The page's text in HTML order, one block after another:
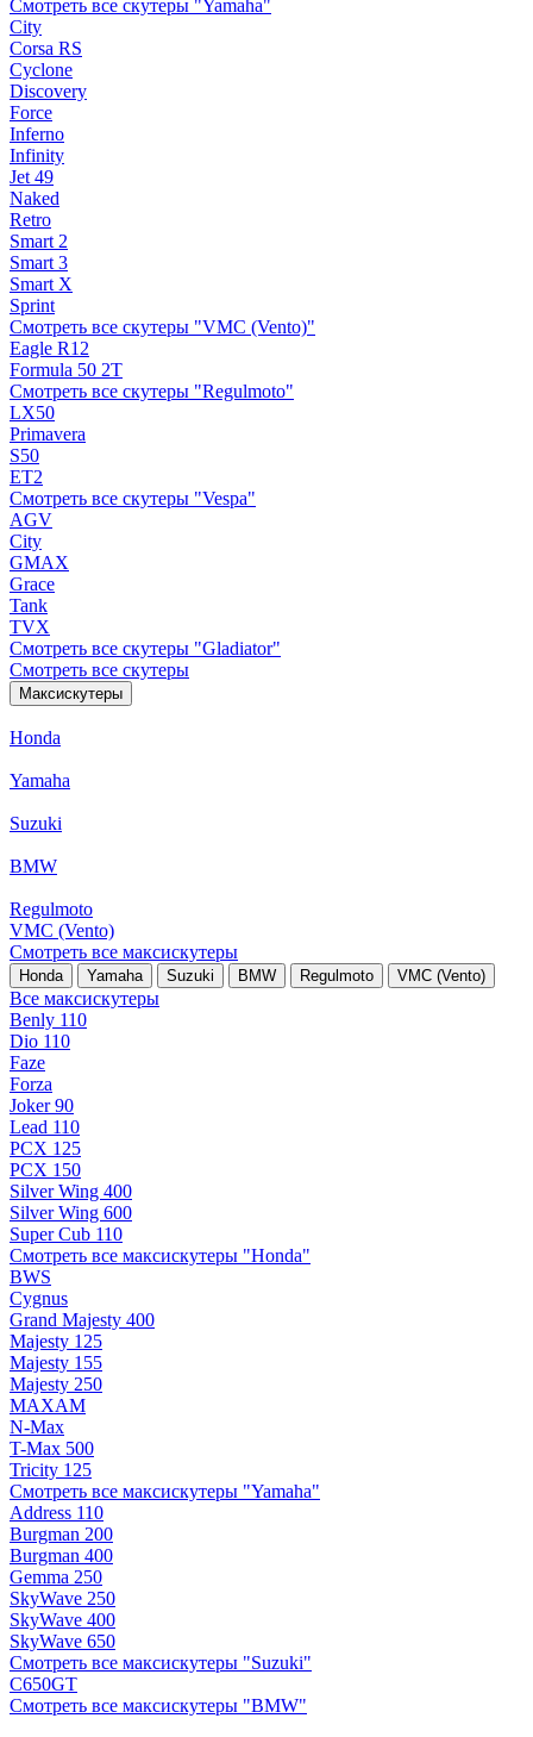
Смотреть все скутеры "Yamaha"
City
Corsa RS
Cyclone
Discovery
Force
Inferno
Infinity
Jet 49
Naked
Retro
Smart 2
Smart 3
Smart X
Sprint
Смотреть все скутеры "VMC (Vento)"
Eagle R12
Formula 50 2Т
Смотреть все скутеры "Regulmoto"
LX50
Primavera
S50
ET2
Смотреть все скутеры "Vespa"
AGV
City
GMAX
Grace
Tank
TVX
Смотреть все скутеры "Gladiator"
Смотреть все скутеры
Максискутеры
Honda
Yamaha
Suzuki
BMW
Regulmoto
VMC (Vento)
Смотреть все максискутеры
Honda Yamaha Suzuki BMW Regulmoto VMC (Vento)
Все максискутеры
Benly 110
Dio 110
Faze
Forza
Joker 90
Lead 110
PCX 125
PCX 150
Silver Wing 400
Silver Wing 600
Super Cub 110
Смотреть все максискутеры "Honda"
BWS
Cygnus
Grand Majesty 400
Majesty 125
Majesty 155
Majesty 250
MAXAM
N-Max
T-Max 500
Tricity 125
Смотреть все максискутеры "Yamaha"
Address 110
Burgman 200
Burgman 400
Gemma 250
SkyWave 250
SkyWave 400
SkyWave 650
Смотреть все максискутеры "Suzuki"
C650GT
Смотреть все максискутеры "BMW"